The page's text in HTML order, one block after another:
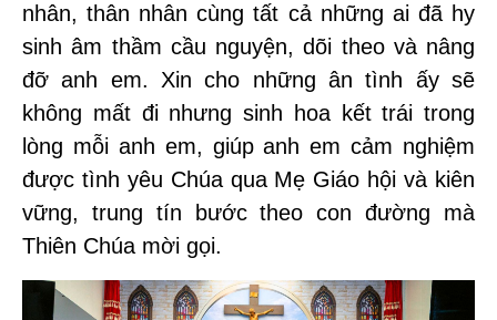
nhân, thân nhân cùng tất cả những ai đã hy
sinh âm thầm cầu nguyện, dõi theo và nâng
đỡ anh em. Xin cho những ân tình ấy sẽ
không mất đi nhưng sinh hoa kết trái trong
lòng mỗi anh em, giúp anh em cảm nghiệm
được tình yêu Chúa qua Mẹ Giáo hội và kiên
vững, trung tín bước theo con đường mà
Thiên Chúa mời gọi.